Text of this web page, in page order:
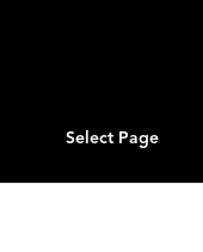
Select Page